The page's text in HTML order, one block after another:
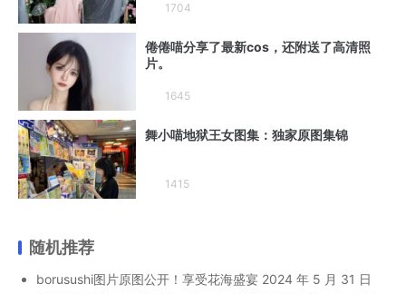
1704
倦倦喵分享了最新cos，还附送了高清照
片。
1645
舞小喵地狱王女图集：独家原图集锦
1415
随机推荐
borusushi图片原图公开！享受花海盛宴 2024 年 5 月 31 日